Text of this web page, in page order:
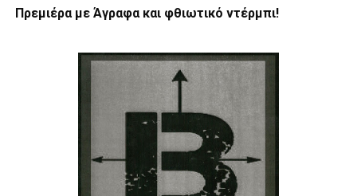
Πρεμιέρα με Άγραφα και φθιωτικό ντέρμπι!